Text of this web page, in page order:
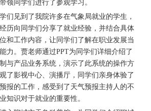
领同学们进行了参观学习。
见到了我院许多在气象局就业的学生，
历向同学们分享了就业经验，并结合具体
和工作内容，让同学们了解在职业发展当
力。贾老师通过PPT为同学们详细介绍了
与产品业务系统，演示了此系统的操作方
了影视中心、演播厅，同学们亲身体验了
报的工作，感受到了天气预报主持人的不
知识对于就业的重要性。